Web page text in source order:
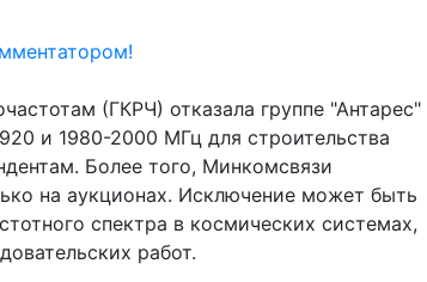
(ГКРЧ) отказала группе "Антарес"
и 1980-2000 МГц для строительства
Более того, Минкомсвязи
на аукционах. Исключение может быть
спектра в космических системах,
работ.